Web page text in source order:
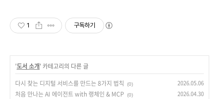
1 구독하기
'도서 소개' 카테고리의 다른 글
다시 찾는 디지털 서비스를 만드는 8가지 법칙
(0) 2026.05.06
처음 만나는 AI 에이전트 with 랭체인 & MCP (0) 2026.04.30